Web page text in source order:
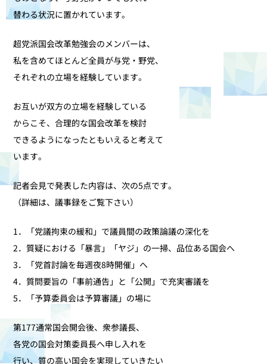
替わる状況に置かれています。
超党派国会改革勉強会のメンバーは、
私を含めてほとんど全員が与党・野党、
それぞれの立場を経験しています。
お互いが双方の立場を経験している
からこそ、合理的な国会改革を検討
できるようになったともいえると考えて
います。
記者会見で発表した内容は、次の5点です。
（詳細は、議事録をご覧下さい）
1．「党議拘束の緩和」で議員間の政策論議の深化を
2．質疑における「暴言」「ヤジ」の一掃、品位ある国会へ
3．「党首討論を毎週夜8時開催」へ
4．質問要旨の「事前通告」と「公開」で充実審議を
5．「予算委員会は予算審議」の場に
第177通常国会開会後、衆参議長、
各党の国会対策委員長へ申し入れを
行い、質の高い国会を実現していきたい